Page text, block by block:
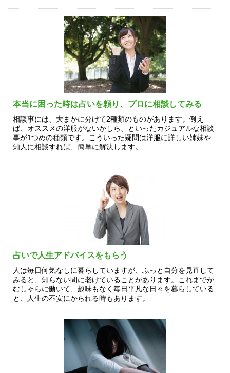
本当に困った時は占いを頼り、プロに相談してみる
相談事には、大まかに分けて2種類のものがあります。例え
ば、オススメの洋服がないかしら、といったカジュアルな相談
事が1つめの種類です。こういった疑問は洋服に詳しい姉妹や
知人に相談すれば、簡単に解決します。
占いで人生アドバイスをもらう
人は毎日何気なしに暮らしていますが、ふっと自分を見直して
みると、知らない間に老けていることがあります。これまでが
むしゃらに働いて、趣味もなく毎日平凡な日々を暮らしている
と、人生の不安にかられる時もあります。